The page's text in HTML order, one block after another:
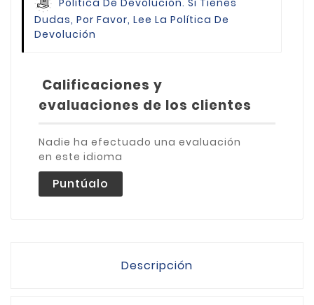
Política De Devolución. Si Tienes
Dudas, Por Favor, Lee La Política De
Devolución
Calificaciones y
evaluaciones de los clientes
Nadie ha efectuado una evaluación
en este idioma
Puntúalo
Descripción